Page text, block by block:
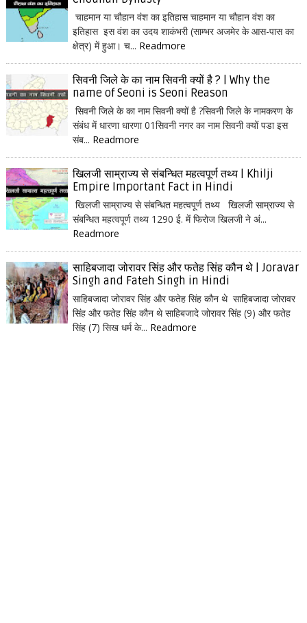
चाहमान या चौहान वंश का इतिहास चाहमान या चौहान वंश का
इतिहास इस वंश का उदय शाकंभरी (साम्भर अजमेर के आस-पास का
क्षेत्र) में हुआ। च... Readmore
सिवनी जिले के का नाम सिवनी क्यों है ? | Why the
name of Seoni is Seoni Reason
सिवनी जिले के का नाम सिवनी क्यों है ?सिवनी जिले के नामकरण के
संबंध में धारणा धारणा 01सिवनी नगर का नाम सिवनी क्यों पडा इस
संब... Readmore
खिलजी साम्राज्य से संबन्धित महत्वपूर्ण तथ्य | Khilji
Empire Important Fact in Hindi
खिलजी साम्राज्य से संबन्धित महत्वपूर्ण तथ्य खिलजी साम्राज्य से
संबन्धित महत्वपूर्ण तथ्य 1290 ई. में फिरोज खिलजी ने अं...
Readmore
साहिबजादा जोरावर सिंह और फतेह सिंह कौन थे | Joravar
Singh and Fateh Singh in Hindi
साहिबजादा जोरावर सिंह और फतेह सिंह कौन थे साहिबजादा जोरावर
सिंह और फतेह सिंह कौन थे साहिबजादे जोरावर सिंह (9) और फतेह
सिंह (7) सिख धर्म के... Readmore